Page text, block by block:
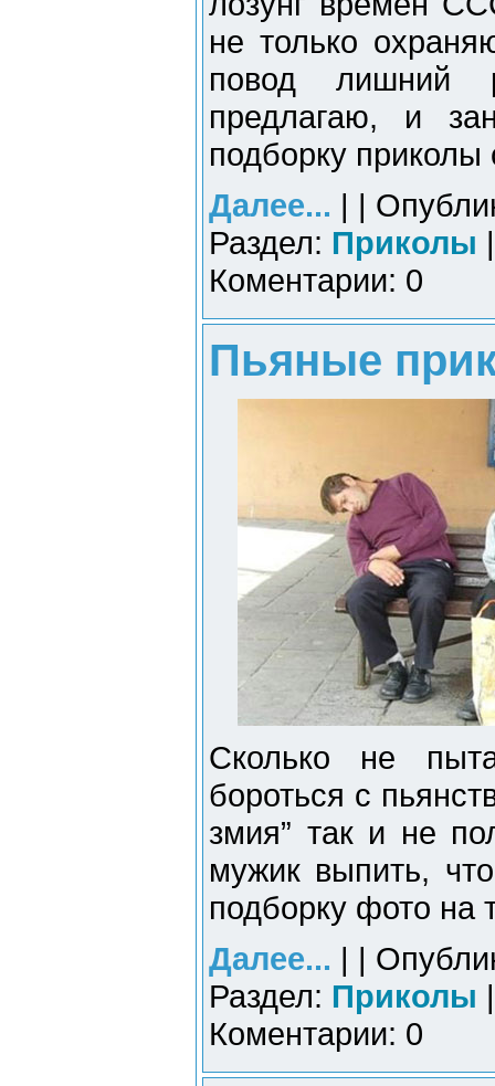
не только
повод лишний
предлагаю, и
подборку
Далее... | |
Раздел: Приколы
Коментарии: 0
Пьяные
Сколько не
бороться с
змия” так и не
мужик выпить,
подборку фото на
Далее... | |
Раздел: Приколы
Коментарии: 0